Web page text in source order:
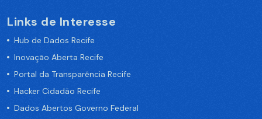
Links de Interesse
Hub de Dados Recife
Inovação Aberta Recife
Portal da Transparência Recife
Hacker Cidadão Recife
Dados Abertos Governo Federal